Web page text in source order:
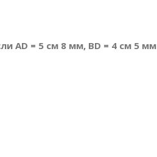
АD = 5 см 8 мм, ВD = 4 см 5 мм